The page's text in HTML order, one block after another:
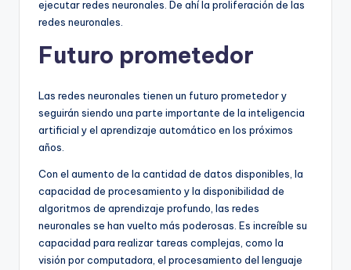
ejecutar redes neuronales. De ahí la proliferación de las
redes neuronales.
Futuro prometedor
Las redes neuronales tienen un futuro prometedor y
seguirán siendo una parte importante de la inteligencia
artificial y el aprendizaje automático en los próximos
años.
Con el aumento de la cantidad de datos disponibles, la
capacidad de procesamiento y la disponibilidad de
algoritmos de aprendizaje profundo, las redes
neuronales se han vuelto más poderosas. Es increíble su
capacidad para realizar tareas complejas, como la
visión por computadora, el procesamiento del lenguaje